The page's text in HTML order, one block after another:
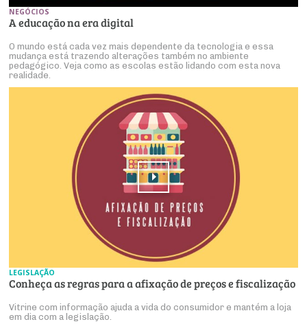
NEGÓCIOS
A educação na era digital
O mundo está cada vez mais dependente da tecnologia e essa
mudança está trazendo alterações também no ambiente
pedagógico. Veja como as escolas estão lidando com esta nova
realidade.
LEGISLAÇÃO
Conheça as regras para a afixação de preços e fiscalização
Vitrine com informação ajuda a vida do consumidor e mantém a loja
em dia com a legislação.